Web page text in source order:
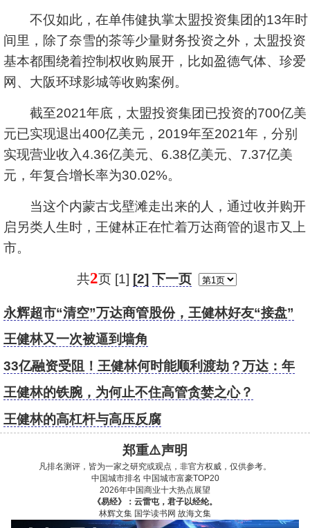
不仅如此，在单伟健执掌太盟投资集团的13年时
间里，除了奈雪的茶等少量财务投资之外，太盟投资
基本都围绕着控制权收购展开，比如盈德气体、珍爱
网、大阪环球影城等收购案例。
截至2021年底，太盟投资集团已投资的700亿美
元已实现退出400亿美元，2019年至2021年，分别
实现营业收入4.36亿美元、6.38亿美元、7.37亿美
元，年复合增长率为30.02%。
当这个内蒙古戈壁滩走出来的人，通过收并购开
启另类人生时，王健林正在忙着万达商管的退市又上
市。
共2页 [1] [2] 下一页
永辉超市“清空”万达商管股份，王健林好友“接盘”
王健林又一次被逼到墙角
33亿融资受阻！王健林何时能顺利渡劫？万达：年
内没有公开境外债到期风险
王健林的铁腕，为何止不住高管贪婪之心？
王健林的高杠杆与高压反腐
郑重⚠️声明
凡排名测评，皆为一家之研究或观点，非官方权威，仅供参考。
中国城市排名 中国城市富豪TOP20
2026年中国商业十大热点展望
《易经》：云雷屯，君子以经纶。
林辉文集 国学读书网 故海文集